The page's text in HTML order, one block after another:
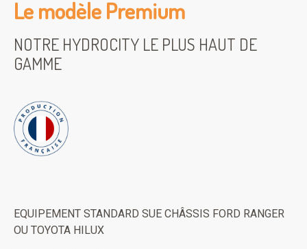
Le modèle Premium
NOTRE HYDROCITY LE PLUS HAUT DE
GAMME
EQUIPEMENT STANDARD SUE CHÂSSIS FORD RANGER
OU TOYOTA HILUX